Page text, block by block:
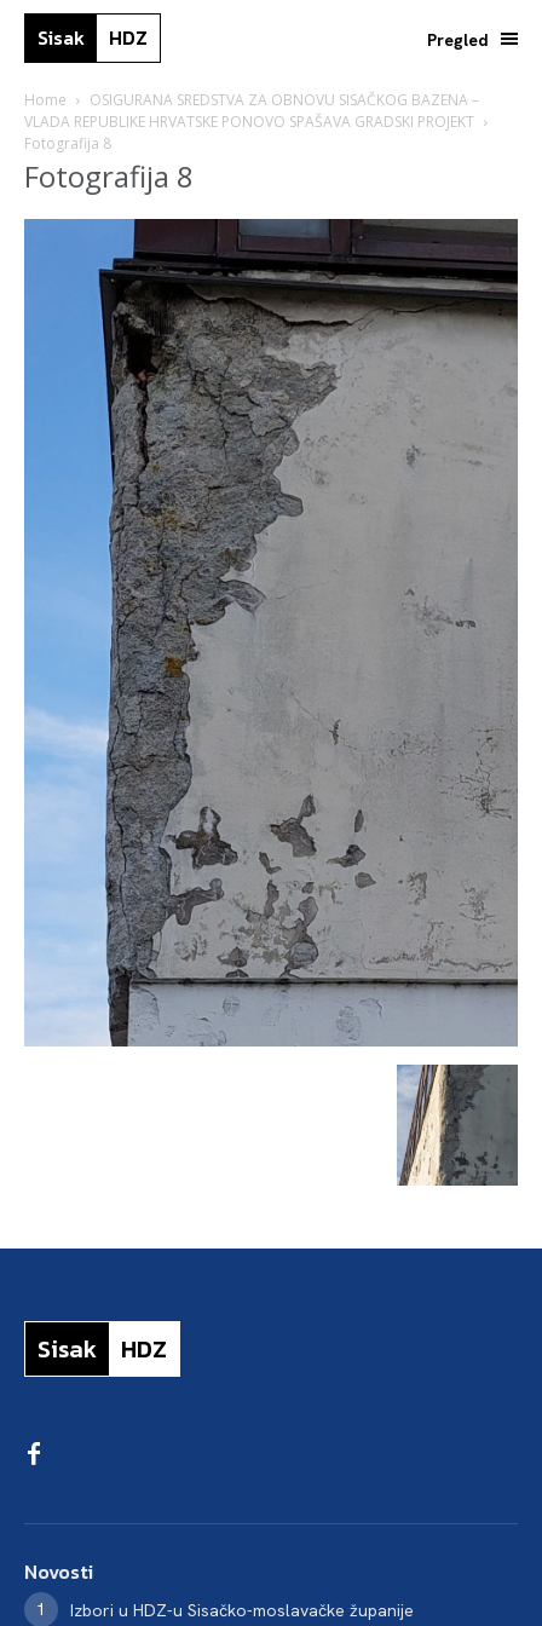
Sisak HDZ Pregled
Home
OSIGURANA SREDSTVA ZA OBNOVU SISAČKOG BAZENA –
VLADA REPUBLIKE HRVATSKE PONOVO SPAŠAVA GRADSKI PROJEKT
Fotografija 8
Fotografija 8
Sisak HDZ
Novosti
Izbori u HDZ-u Sisačko-moslavačke županije